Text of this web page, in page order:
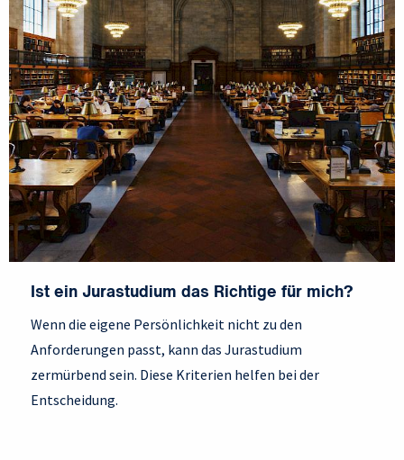
Ist ein Jurastudium das Richtige für mich?
Wenn die eigene Persönlichkeit nicht zu den
Anforderungen passt, kann das Jurastudium
zermürbend sein. Diese Kriterien helfen bei der
Entscheidung.